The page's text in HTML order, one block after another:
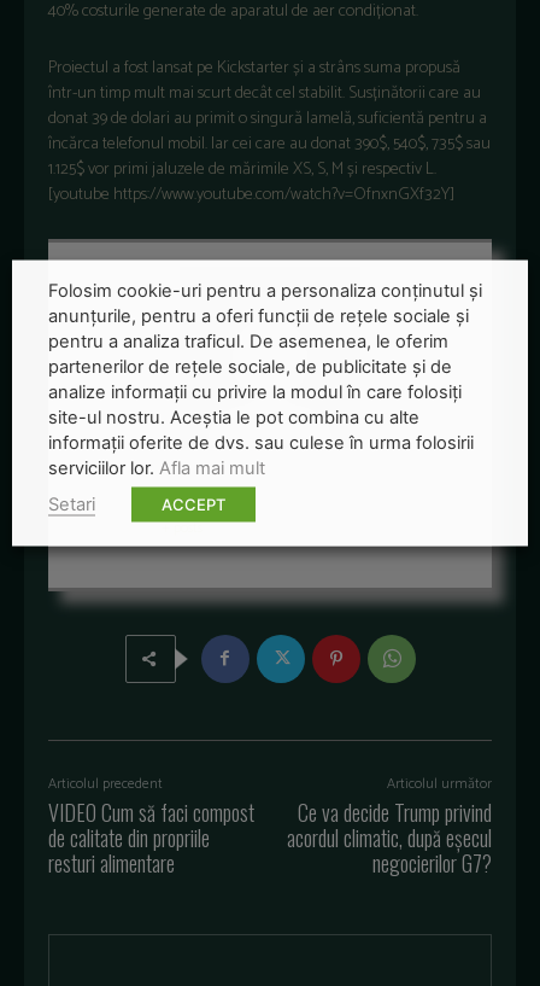
40% costurile generate de aparatul de aer condiționat.
Proiectul a fost lansat pe Kickstarter și a strâns suma propusă
într-un timp mult mai scurt decât cel stabilit. Susținătorii care au
donat 39 de dolari au primit o singură lamelă, suficientă pentru a
încărca telefonul mobil. Iar cei care au donat 390$, 540$, 735$ sau
1.125$ vor primi jaluzele de mărimile XS, S, M și respectiv L.
[youtube https://www.youtube.com/watch?v=OfnxnGXf32Y]
Redactia-Green-Report
+ posts
Articolul precedent
VIDEO Cum să faci compost
de calitate din propriile
resturi alimentare
Articolul următor
Ce va decide Trump privind
acordul climatic, după eșecul
negocierilor G7?
Folosim cookie-uri pentru a personaliza conținutul și
anunțurile, pentru a oferi funcții de rețele sociale și
pentru a analiza traficul. De asemenea, le oferim
partenerilor de rețele sociale, de publicitate și de
analize informații cu privire la modul în care folosiți
site-ul nostru. Aceștia le pot combina cu alte
informații oferite de dvs. sau culese în urma folosirii
serviciilor lor. Afla mai mult
Setari
ACCEPT